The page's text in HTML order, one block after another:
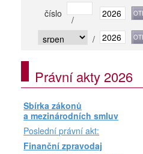
číslo
/
/
Právní akty 2026
Sbírka zákonů
a mezinárodních smluv
Poslední právní akt:
Finanční zpravodaj